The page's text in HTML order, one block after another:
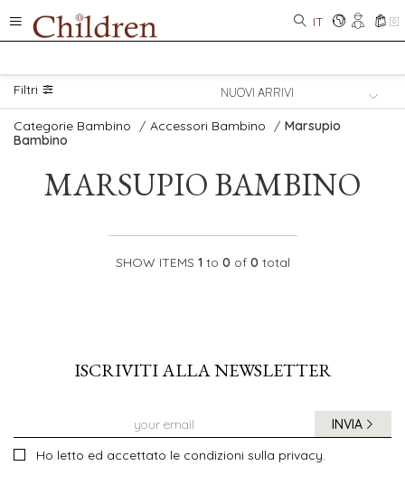
IT 0
Filtri
Categorie Bambino / Accessori Bambino / Marsupio
Bambino
MARSUPIO BAMBINO
SHOW ITEMS 1 to 0 of 0 total
ISCRIVITI ALLA NEWSLETTER
Ho letto ed accettato le condizioni sulla privacy.
INVIA